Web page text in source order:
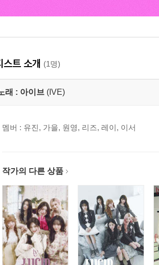
스트 소개 (1명)
래 : 아이브 (IVE)
멤버 : 유진, 가을, 원영, 리즈, 레이, 이서
작가의 다른 상품